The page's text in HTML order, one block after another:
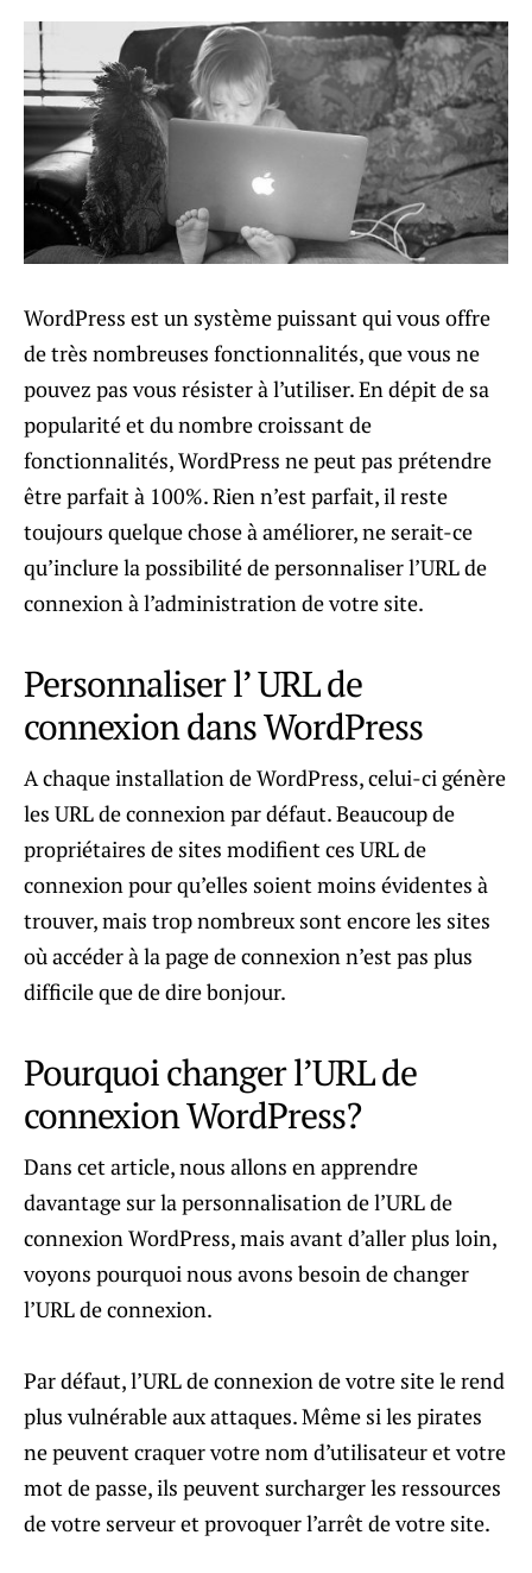
WordPress est un système puissant qui vous offre
de très nombreuses fonctionnalités, que vous ne
pouvez pas vous résister à l’utiliser. En dépit de sa
popularité et du nombre croissant de
fonctionnalités, WordPress ne peut pas prétendre
être parfait à 100%. Rien n’est parfait, il reste
toujours quelque chose à améliorer, ne serait-ce
qu’inclure la possibilité de personnaliser l’URL de
connexion à l’administration de votre site.
Personnaliser l’ URL de
connexion dans WordPress
A chaque installation de WordPress, celui-ci génère
les URL de connexion par défaut. Beaucoup de
propriétaires de sites modifient ces URL de
connexion pour qu’elles soient moins évidentes à
trouver, mais trop nombreux sont encore les sites
où accéder à la page de connexion n’est pas plus
difficile que de dire bonjour.
Pourquoi changer l’URL de
connexion WordPress?
Dans cet article, nous allons en apprendre
davantage sur la personnalisation de l’URL de
connexion WordPress, mais avant d’aller plus loin,
voyons pourquoi nous avons besoin de changer
l’URL de connexion.
Par défaut, l’URL de connexion de votre site le rend
plus vulnérable aux attaques. Même si les pirates
ne peuvent craquer votre nom d’utilisateur et votre
mot de passe, ils peuvent surcharger les ressources
de votre serveur et provoquer l’arrêt de votre site.